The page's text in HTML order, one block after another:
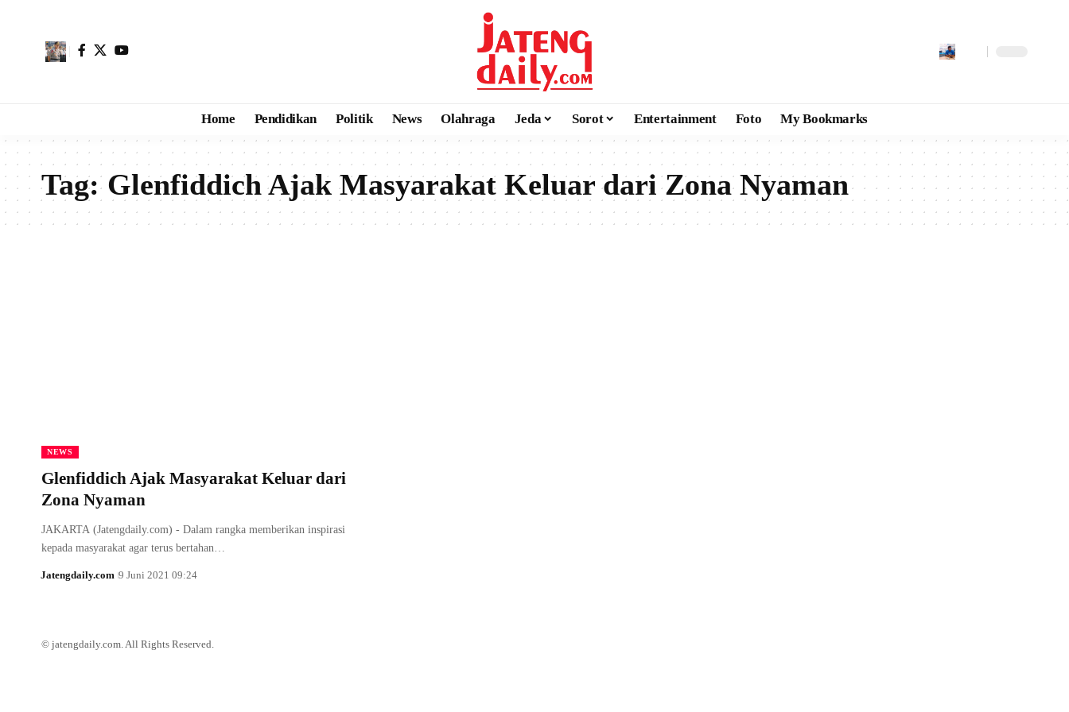
Home Pendidikan Politik News Olahraga Jeda Sorot Entertainment Foto My Bookmarks
Tag:Glenfiddich Ajak Masyarakat Keluar dari Zona Nyaman
NEWS
Glenfiddich Ajak Masyarakat Keluar dari
Zona Nyaman
JAKARTA (Jatengdaily.com) - Dalam rangka memberikan inspirasi
kepada masyarakat agar terus bertahan…
Jatengdaily.com 9 Juni 2021 09:24
© jatengdaily.com. All Rights Reserved.